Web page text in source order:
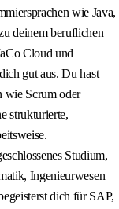
wie Java,
deinem beruflichen
Cloud und
gut aus. Du hast
wie Scrum oder
strukturierte,
Studium,
Ingenieurwesen
dich für SAP,